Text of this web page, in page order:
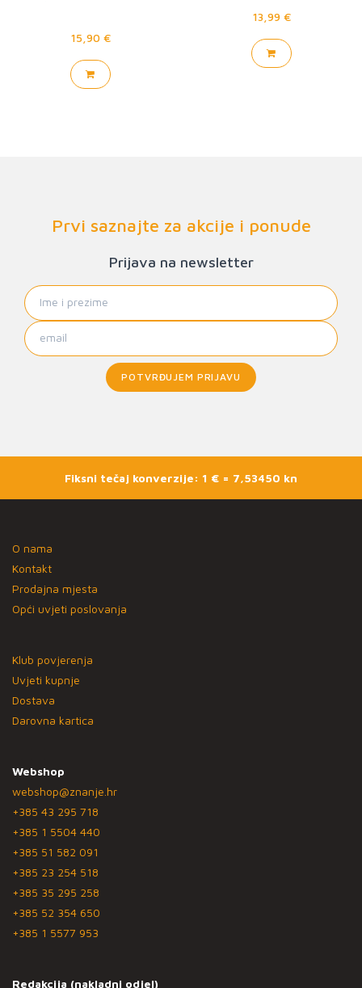
15,90 €
13,99 €
Prvi saznajte za akcije i ponude
Prijava na newsletter
POTVRĐUJEM PRIJAVU
Fiksni tečaj konverzije: 1 € = 7,53450 kn
O nama
Kontakt
Prodajna mjesta
Opći uvjeti poslovanja
Klub povjerenja
Uvjeti kupnje
Dostava
Darovna kartica
Webshop
webshop@znanje.hr
+385 43 295 718
+385 1 5504 440
+385 51 582 091
+385 23 254 518
+385 35 295 258
+385 52 354 650
+385 1 5577 953
Redakcija (nakladni odjel)